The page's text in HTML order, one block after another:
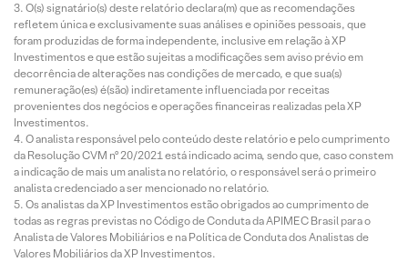
O(s) signatário(s) deste relatório declara(m) que as recomendações
refletem única e exclusivamente suas análises e opiniões pessoais, que
foram produzidas de forma independente, inclusive em relação à XP
Investimentos e que estão sujeitas a modificações sem aviso prévio em
decorrência de alterações nas condições de mercado, e que sua(s)
remuneração(es) é(são) indiretamente influenciada por receitas
provenientes dos negócios e operações financeiras realizadas pela XP
Investimentos.
O analista responsável pelo conteúdo deste relatório e pelo cumprimento
da Resolução CVM nº 20/2021 está indicado acima, sendo que, caso constem
a indicação de mais um analista no relatório, o responsável será o primeiro
analista credenciado a ser mencionado no relatório.
Os analistas da XP Investimentos estão obrigados ao cumprimento de
todas as regras previstas no Código de Conduta da APIMEC Brasil para o
Analista de Valores Mobiliários e na Política de Conduta dos Analistas de
Valores Mobiliários da XP Investimentos.